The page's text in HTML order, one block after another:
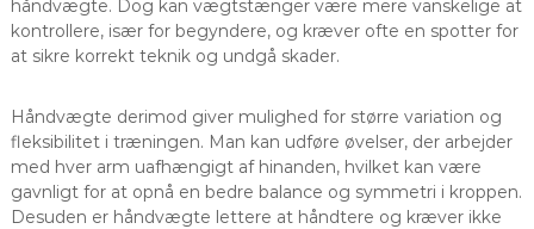
håndvægte. Dog kan vægtstænger være mere vanskelige at
kontrollere, især for begyndere, og kræver ofte en spotter for
at sikre korrekt teknik og undgå skader.
Håndvægte derimod giver mulighed for større variation og
fleksibilitet i træningen. Man kan udføre øvelser, der arbejder
med hver arm uafhængigt af hinanden, hvilket kan være
gavnligt for at opnå en bedre balance og symmetri i kroppen.
Desuden er håndvægte lettere at håndtere og kræver ikke